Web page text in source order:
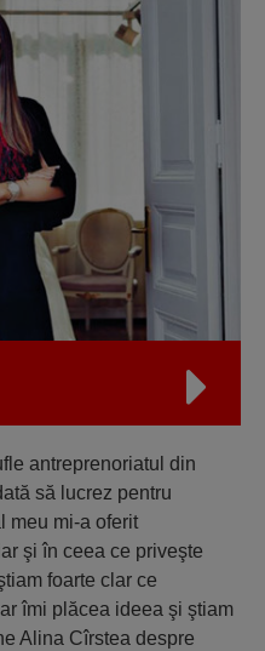
antreprenoriatul din
să lucrez pentru
meu mi-a oferit
şi în ceea ce priveşte
foarte clar ce
îmi plăcea ideea şi ştiam
Alina Cîrstea despre